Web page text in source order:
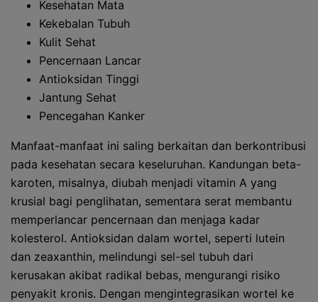
Kesehatan Mata
Kekebalan Tubuh
Kulit Sehat
Pencernaan Lancar
Antioksidan Tinggi
Jantung Sehat
Pencegahan Kanker
Manfaat-manfaat ini saling berkaitan dan berkontribusi
pada kesehatan secara keseluruhan. Kandungan beta-
karoten, misalnya, diubah menjadi vitamin A yang
krusial bagi penglihatan, sementara serat membantu
memperlancar pencernaan dan menjaga kadar
kolesterol. Antioksidan dalam wortel, seperti lutein
dan zeaxanthin, melindungi sel-sel tubuh dari
kerusakan akibat radikal bebas, mengurangi risiko
penyakit kronis. Dengan mengintegrasikan wortel ke